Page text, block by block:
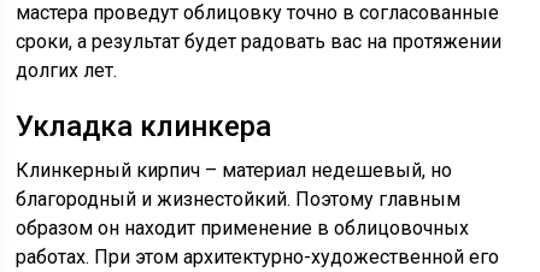
мастера проведут облицовку точно в согласованные
сроки, а результат будет радовать вас на протяжении
долгих лет.
Укладка клинкера
Клинкерный кирпич – материал недешевый, но
благородный и жизнестойкий. Поэтому главным
образом он находит применение в облицовочных
работах. При этом архитектурно-художественной его